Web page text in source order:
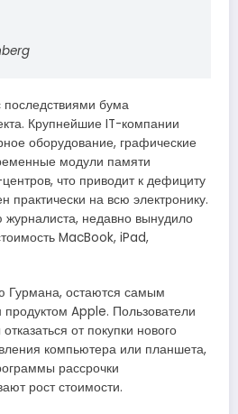
последствиями бума
Крупнейшие IT-компании
оборудование, графические
модули памяти
что приводит к дефициту
практически на всю электронику.
недавно вынудило
MacBook, iPad,
остаются самым
продуктом Apple. Пользователи
от покупки нового
компьютера или планшета,
рассрочки
рост стоимости.